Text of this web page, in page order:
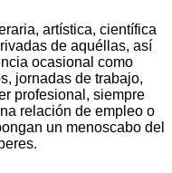
artística, científica
de aquéllas, así
ocasional como
jornadas de trabajo,
profesional, siempre
relación de empleo o
un menoscabo del